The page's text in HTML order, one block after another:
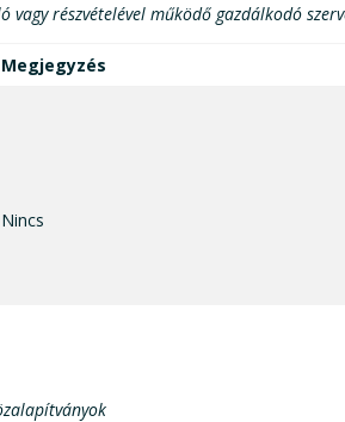
vagy részvételével működő gazdálkodó
Megjegyzés
Nincs